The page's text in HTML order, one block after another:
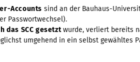
Accounts sind an der Bauhaus-
Passwortwechsel).
das SCC gesetztwurde, verliert bereits
umgehend in ein selbst gewähltes